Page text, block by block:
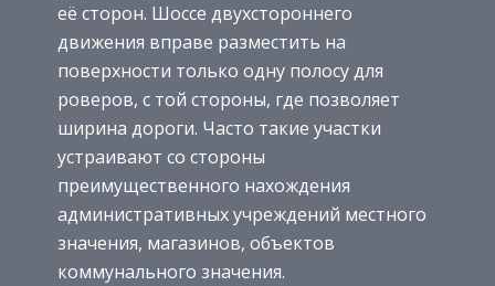
её сторон. Шоссе двухстороннего
движения вправе разместить на
поверхности только одну полосу для
роверов, с той стороны, где позволяет
ширина дороги. Часто такие участки
устраивают со стороны
преимущественного нахождения
административных учреждений местного
значения, магазинов, объектов
коммунального значения.